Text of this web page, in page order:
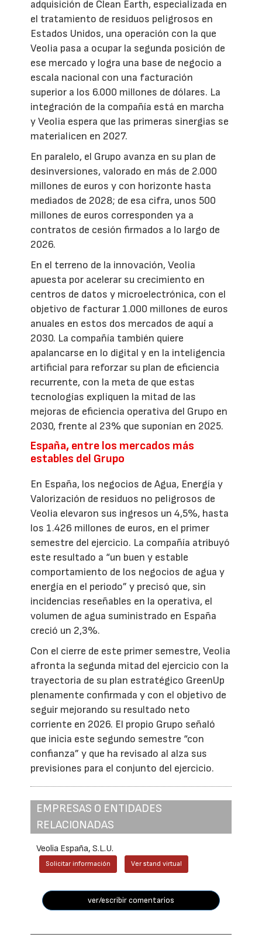
adquisición de Clean Earth, especializada en
el tratamiento de residuos peligrosos en
Estados Unidos, una operación con la que
Veolia pasa a ocupar la segunda posición de
ese mercado y logra una base de negocio a
escala nacional con una facturación
superior a los 6.000 millones de dólares. La
integración de la compañía está en marcha
y Veolia espera que las primeras sinergias se
materialicen en 2027.
En paralelo, el Grupo avanza en su plan de
desinversiones, valorado en más de 2.000
millones de euros y con horizonte hasta
mediados de 2028; de esa cifra, unos 500
millones de euros corresponden ya a
contratos de cesión firmados a lo largo de
2026.
En el terreno de la innovación, Veolia
apuesta por acelerar su crecimiento en
centros de datos y microelectrónica, con el
objetivo de facturar 1.000 millones de euros
anuales en estos dos mercados de aquí a
2030. La compañía también quiere
apalancarse en lo digital y en la inteligencia
artificial para reforzar su plan de eficiencia
recurrente, con la meta de que estas
tecnologías expliquen la mitad de las
mejoras de eficiencia operativa del Grupo en
2030, frente al 23% que suponían en 2025.
España, entre los mercados más
estables del Grupo
En España, los negocios de Agua, Energía y
Valorización de residuos no peligrosos de
Veolia elevaron sus ingresos un 4,5%, hasta
los 1.426 millones de euros, en el primer
semestre del ejercicio. La compañía atribuyó
este resultado a “un buen y estable
comportamiento de los negocios de agua y
energía en el periodo” y precisó que, sin
incidencias reseñables en la operativa, el
volumen de agua suministrado en España
creció un 2,3%.
Con el cierre de este primer semestre, Veolia
afronta la segunda mitad del ejercicio con la
trayectoria de su plan estratégico GreenUp
plenamente confirmada y con el objetivo de
seguir mejorando su resultado neto
corriente en 2026. El propio Grupo señaló
que inicia este segundo semestre “con
confianza” y que ha revisado al alza sus
previsiones para el conjunto del ejercicio.
EMPRESAS O ENTIDADES
RELACIONADAS
Veolia España, S.L.U.
Solicitar información Ver stand virtual
ver/escribir comentarios